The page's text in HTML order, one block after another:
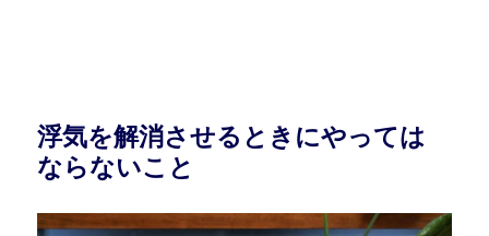
浮気を解消させるときにやっては
ならないこと